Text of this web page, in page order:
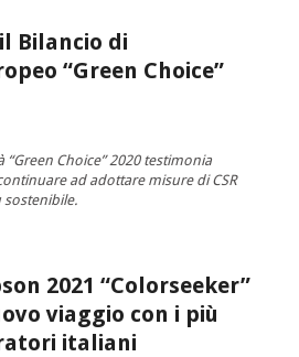
Bilancio di
“Green Choice”
Choice” 2020 testimonia
ad adottare misure di CSR
2021 “Colorseeker”
viaggio con i più
italiani